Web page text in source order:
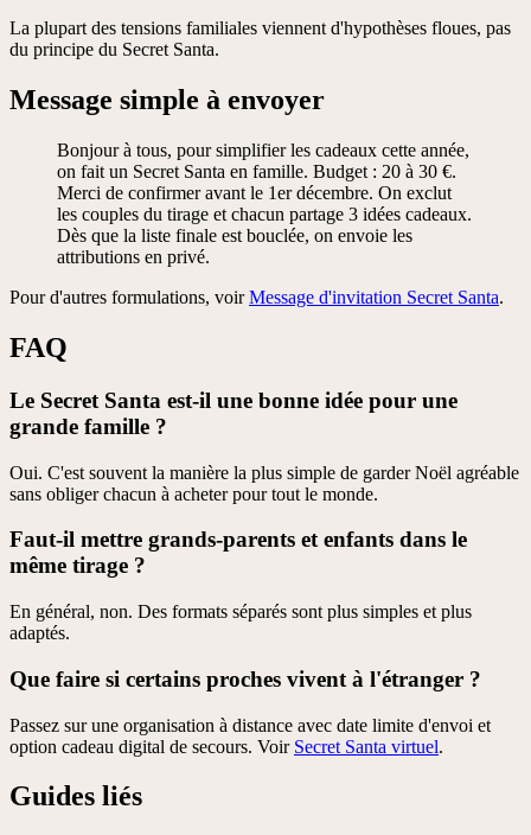
La plupart des tensions familiales viennent d'hypothèses floues, pas
du principe du Secret Santa.
Message simple à envoyer
Bonjour à tous, pour simplifier les cadeaux cette année,
on fait un Secret Santa en famille. Budget : 20 à 30 €.
Merci de confirmer avant le 1er décembre. On exclut
les couples du tirage et chacun partage 3 idées cadeaux.
Dès que la liste finale est bouclée, on envoie les
attributions en privé.
Pour d'autres formulations, voirMessage d'invitation Secret Santa.
FAQ
Le Secret Santa est-il une bonne idée pour une
grande famille ?
Oui. C'est souvent la manière la plus simple de garder Noël agréable
sans obliger chacun à acheter pour tout le monde.
Faut-il mettre grands-parents et enfants dans le
même tirage ?
En général, non. Des formats séparés sont plus simples et plus
adaptés.
Que faire si certains proches vivent à l'étranger ?
Passez sur une organisation à distance avec date limite d'envoi et
option cadeau digital de secours. Voir Secret Santa virtuel.
Guides liés